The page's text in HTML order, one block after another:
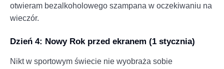
otwieram bezalkoholowego szampana w oczekiwaniu na
wieczór.
Dzień 4: Nowy Rok przed ekranem (1 stycznia)
Nikt w sportowym świecie nie wyobraża sobie